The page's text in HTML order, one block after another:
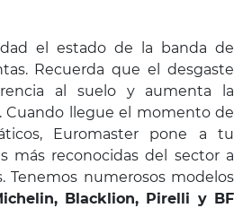
el estado de la banda de
Recuerda que el desgaste
al suelo y aumenta la
Cuando llegue el momento de
Euromaster pone a tu
más reconocidas del sector a
Tenemos numerosos modelos
Blacklion, Pirelli y BF